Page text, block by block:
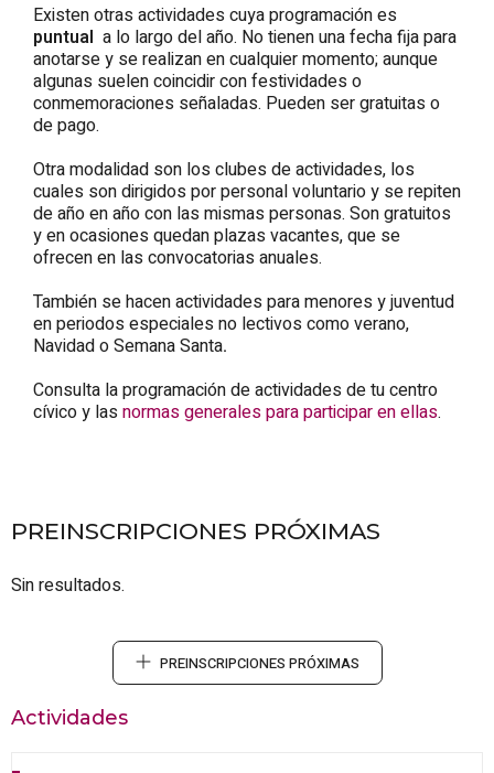
Existen otras actividades cuya programación es
puntual a lo largo del año. No tienen una fecha fija para
anotarse y se realizan en cualquier momento; aunque
algunas suelen coincidir con festividades o
conmemoraciones señaladas. Pueden ser gratuitas o
de pago.
Otra modalidad son los clubes de actividades, los
cuales son dirigidos por personal voluntario y se repiten
de año en año con las mismas personas. Son gratuitos
y en ocasiones quedan plazas vacantes, que se
ofrecen en las convocatorias anuales.
También se hacen actividades para menores y juventud
en periodos especiales no lectivos como verano,
Navidad o Semana Santa.
Consulta la programación de actividades de tu centro
cívico y las normas generales para participar en ellas.
PREINSCRIPCIONES PRÓXIMAS
Sin resultados.
PREINSCRIPCIONES PRÓXIMAS
Actividades